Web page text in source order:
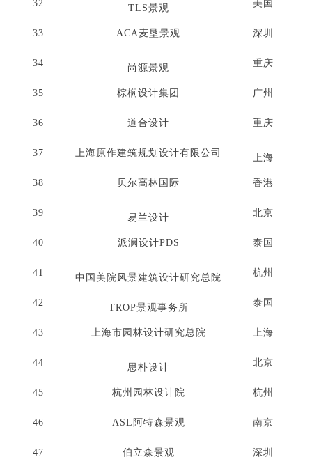
32 TLS景观 美国
33 ACA麦垦景观 深圳
34 尚源景观 重庆
35 棕榈设计集团 广州
36 道合设计 重庆
37 上海原作建筑规划设计有限公司 上海
38 贝尔高林国际 香港
39 易兰设计 北京
40 派澜设计PDS 泰国
41 中国美院风景建筑设计研究总院 杭州
42 TROP景观事务所 泰国
43 上海市园林设计研究总院 上海
44 思朴设计 北京
45 杭州园林设计院 杭州
46 ASL阿特森景观 南京
47 伯立森景观 深圳